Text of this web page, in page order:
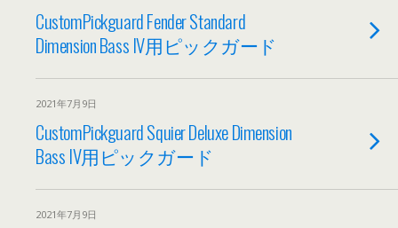
CustomPickguard Fender Standard
Dimension Bass IV用ピックガード
2021年7月9日
CustomPickguard Squier Deluxe Dimension
Bass IV用ピックガード
2021年7月9日